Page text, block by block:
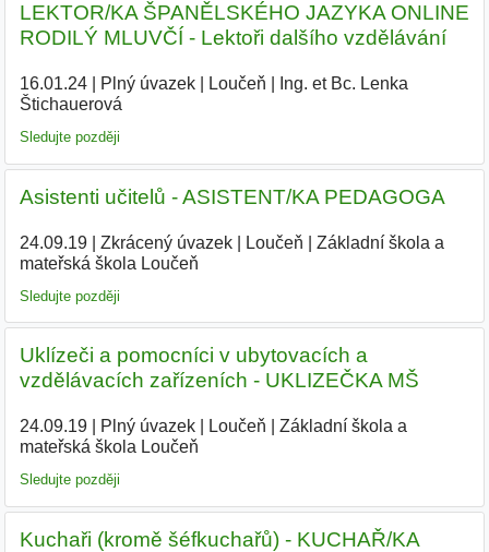
LEKTOR/KA ŠPANĚLSKÉHO JAZYKA ONLINE
RODILÝ MLUVČÍ - Lektoři dalšího vzdělávání
16.01.24| Plný úvazek| Loučeň
Ing. et Bc. Lenka
Štichauerová
Sledujte později
Asistenti učitelů - ASISTENT/KA PEDAGOGA
24.09.19| Zkrácený úvazek| Loučeň
Základní škola a
mateřská škola Loučeň
Sledujte později
Uklízeči a pomocníci v ubytovacích a
vzdělávacích zařízeních - UKLIZEČKA MŠ
24.09.19| Plný úvazek| Loučeň
Základní škola a
mateřská škola Loučeň
Sledujte později
Kuchaři (kromě šéfkuchařů) - KUCHAŘ/KA